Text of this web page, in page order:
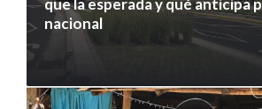
que la esperada y qué anticipa
nacional